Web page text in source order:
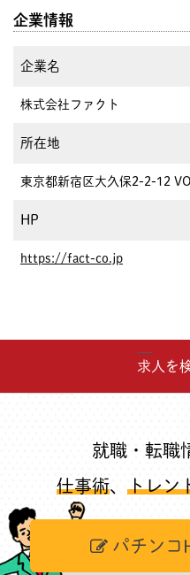
企業情報
企業名
株式会社ファクト
所在地
東京都新宿区大久保2-2-12
HP
https://fact-co.jp
求人を
就職・転職
仕事術、 トレン
パチンコ